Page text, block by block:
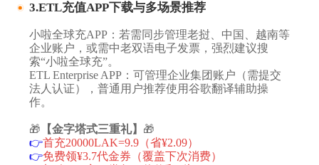
3.ETL充值APP下载与多场景推荐
​小啦全球充APP​​​​：若需同步管理老挝、中国、越南等
企业账户，或需中老双语电子发票，强烈建议搜
索“小啦全球充”。
​​​ETL Enterprise APP​​​​：可管理企业集团账户（需提交
法人认证），普通用户推荐使用谷歌翻译辅助操
作。
🎁 【金字塔式三重礼】 🎁
👉首充20000LAK=9.9（省¥2.09）
👉免费领¥3.7代金券（覆盖下次消费）